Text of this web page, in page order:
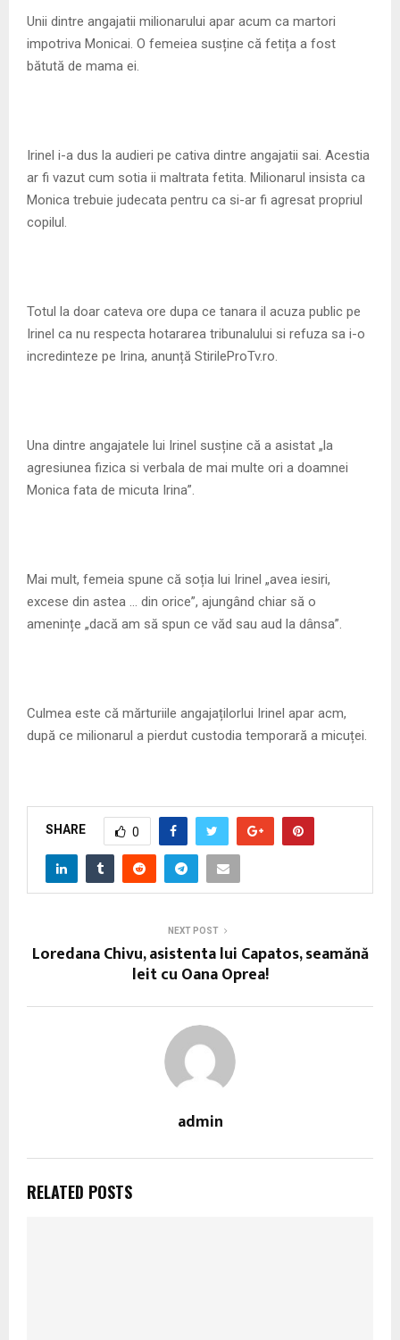
E
U
Unii dintre angajatii milionarului apar acum ca martori
impotriva Monicai. O femeiea susține că fetița a fost
bătută de mama ei.
Irinel i-a dus la audieri pe cativa dintre angajatii sai. Acestia
ar fi vazut cum sotia ii maltrata fetita. Milionarul insista ca
Monica trebuie judecata pentru ca si-ar fi agresat propriul
copilul.
Totul la doar cateva ore dupa ce tanara il acuza public pe
Irinel ca nu respecta hotararea tribunalului si refuza sa i-o
incredinteze pe Irina, anunță StirileProTv.ro.
Una dintre angajatele lui Irinel susține că a asistat „la
agresiunea fizica si verbala de mai multe ori a doamnei
Monica fata de micuta Irina”.
Mai mult, femeia spune că soția lui Irinel „avea iesiri,
excese din astea … din orice”, ajungând chiar să o
amenințe „dacă am să spun ce văd sau aud la dânsa”.
Culmea este că mărturiile angajațilorlui Irinel apar acm,
după ce milionarul a pierdut custodia temporară a micuței.
SHARE 0
NEXT POST
Loredana Chivu, asistenta lui Capatos, seamănă
leit cu Oana Oprea!
admin
RELATED POSTS